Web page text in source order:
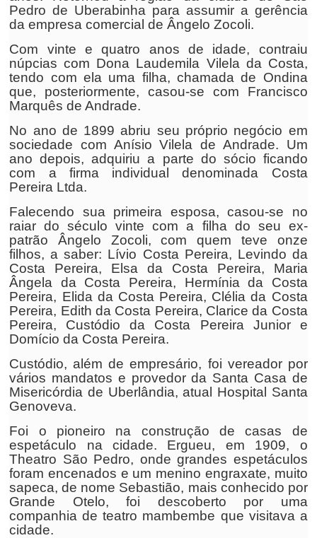
Pedro de Uberabinha para assumir a gerência
da empresa comercial de Ângelo Zocoli.
Com vinte e quatro anos de idade, contraiu
núpcias com Dona Laudemila Vilela da Costa,
tendo com ela uma filha, chamada de Ondina
que, posteriormente, casou-se com Francisco
Marquês de Andrade.
No ano de 1899 abriu seu próprio negócio em
sociedade com Anísio Vilela de Andrade. Um
ano depois, adquiriu a parte do sócio ficando
com a firma individual denominada Costa
Pereira Ltda.
Falecendo sua primeira esposa, casou-se no
raiar do século vinte com a filha do seu ex-
patrão Ângelo Zocoli, com quem teve onze
filhos, a saber: Lívio Costa Pereira, Levindo da
Costa Pereira, Elsa da Costa Pereira, Maria
Ângela da Costa Pereira, Hermínia da Costa
Pereira, Elida da Costa Pereira, Clélia da Costa
Pereira, Edith da Costa Pereira, Clarice da Costa
Pereira, Custódio da Costa Pereira Junior e
Domício da Costa Pereira.
Custódio, além de empresário, foi vereador por
vários mandatos e provedor da Santa Casa de
Misericórdia de Uberlândia, atual Hospital Santa
Genoveva.
Foi o pioneiro na construção de casas de
espetáculo na cidade. Ergueu, em 1909, o
Theatro São Pedro, onde grandes espetáculos
foram encenados e um menino engraxate, muito
sapeca, de nome Sebastião, mais conhecido por
Grande Otelo, foi descoberto por uma
companhia de teatro mambembe que visitava a
cidade.